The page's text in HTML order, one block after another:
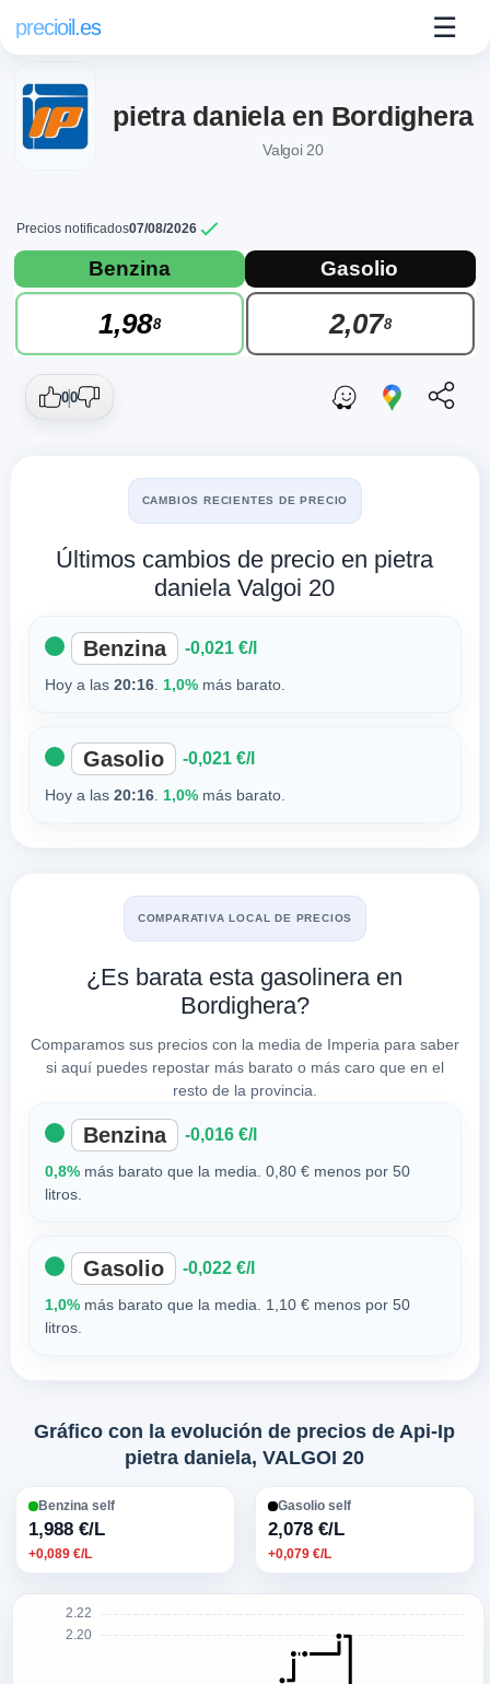
precioil.es ☰
pietra daniela en Bordighera
Valgoi 20
Precios notificados07/08/2026
Precios actuales de combustibles en
Consulta los precios actuales de la gasolinera Api-Ip pietra
Benzina
1,988
Gasolio
2,078
00
CAMBIOS RECIENTES DE PRECIO
Últimos cambios de precio en pietra
daniela Valgoi 20
Benzina -0,021 €/l
Hoy a las 20:16. 1,0%más barato.
Gasolio -0,021 €/l
Hoy a las 20:16. 1,0%más barato.
COMPARATIVA LOCAL DE PRECIOS
¿Es barata esta gasolinera en
Bordighera?
Comparamos sus precios con la media de Imperia para saber
si aquí puedes repostar más barato o más caro que en el
resto de la provincia.
Benzina -0,016 €/l
0,8%más barato que la media. 0,80 € menos por 50
litros.
Gasolio -0,022 €/l
1,0%más barato que la media. 1,10 € menos por 50
litros.
Gráfico con la evolución de precios de Api-Ip
pietra daniela, VALGOI 20
Benzina self
1,988 €/L
+0,089 €/L
Gasolio self
2,078 €/L
+0,079 €/L